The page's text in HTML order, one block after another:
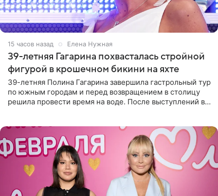
15 часов назад Елена Нужная
39-летняя Гагарина похвасталась стройной
фигурой в крошечном бикини на яхте
39-летняя Полина Гагарина завершила гастрольный тур
по южным городам и перед возвращением в столицу
решила провести время на воде. После выступлений в